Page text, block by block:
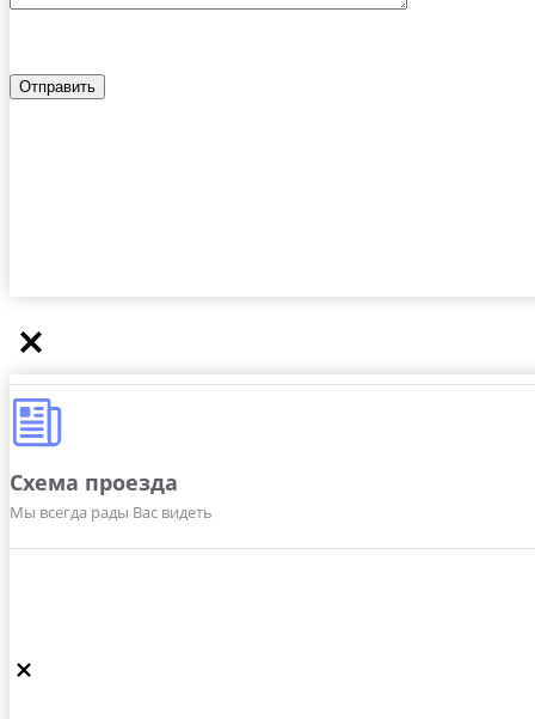
Схема проезда
Мы всегда рады Вас видеть